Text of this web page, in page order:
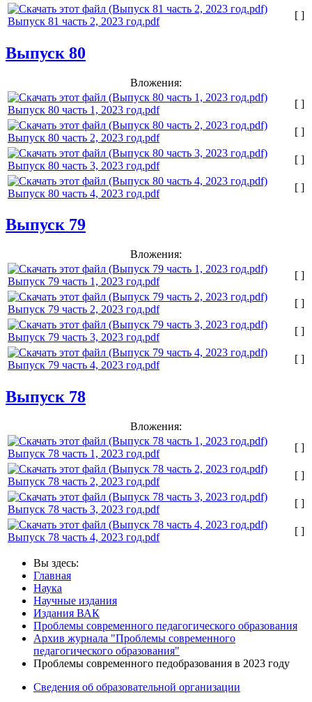
Выпуск 81 часть 2, 2023 год.pdf
[ ]
Выпуск 80
Вложения:
Выпуск 80 часть 1, 2023 год.pdf
[ ]
Выпуск 80 часть 2, 2023 год.pdf
[ ]
Выпуск 80 часть 3, 2023 год.pdf
[ ]
Выпуск 80 часть 4, 2023 год.pdf
[ ]
Выпуск 79
Вложения:
Выпуск 79 часть 1, 2023 год.pdf
[ ]
Выпуск 79 часть 2, 2023 год.pdf
[ ]
Выпуск 79 часть 3, 2023 год.pdf
[ ]
Выпуск 79 часть 4, 2023 год.pdf
[ ]
Выпуск 78
Вложения:
Выпуск 78 часть 1, 2023 год.pdf
[ ]
Выпуск 78 часть 2, 2023 год.pdf
[ ]
Выпуск 78 часть 3, 2023 год.pdf
[ ]
Выпуск 78 часть 4, 2023 год.pdf
[ ]
Вы здесь:
Главная
Наука
Научные издания
Издания ВАК
Проблемы современного педагогического образования
Архив журнала "Проблемы современного
педагогического образования"
Проблемы современного педобразования в 2023 году
Сведения об образовательной организации